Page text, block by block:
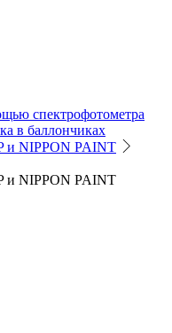
спектрофотометра
в баллончиках
и NIPPON PAINT
и NIPPON PAINT